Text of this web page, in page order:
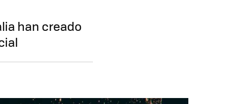
han creado